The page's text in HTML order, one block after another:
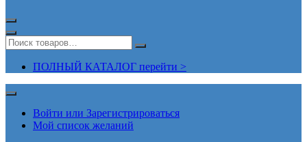
ПОЛНЫЙ КАТАЛОГ перейти >
Войти или Зарегистрироваться
Мой список желаний